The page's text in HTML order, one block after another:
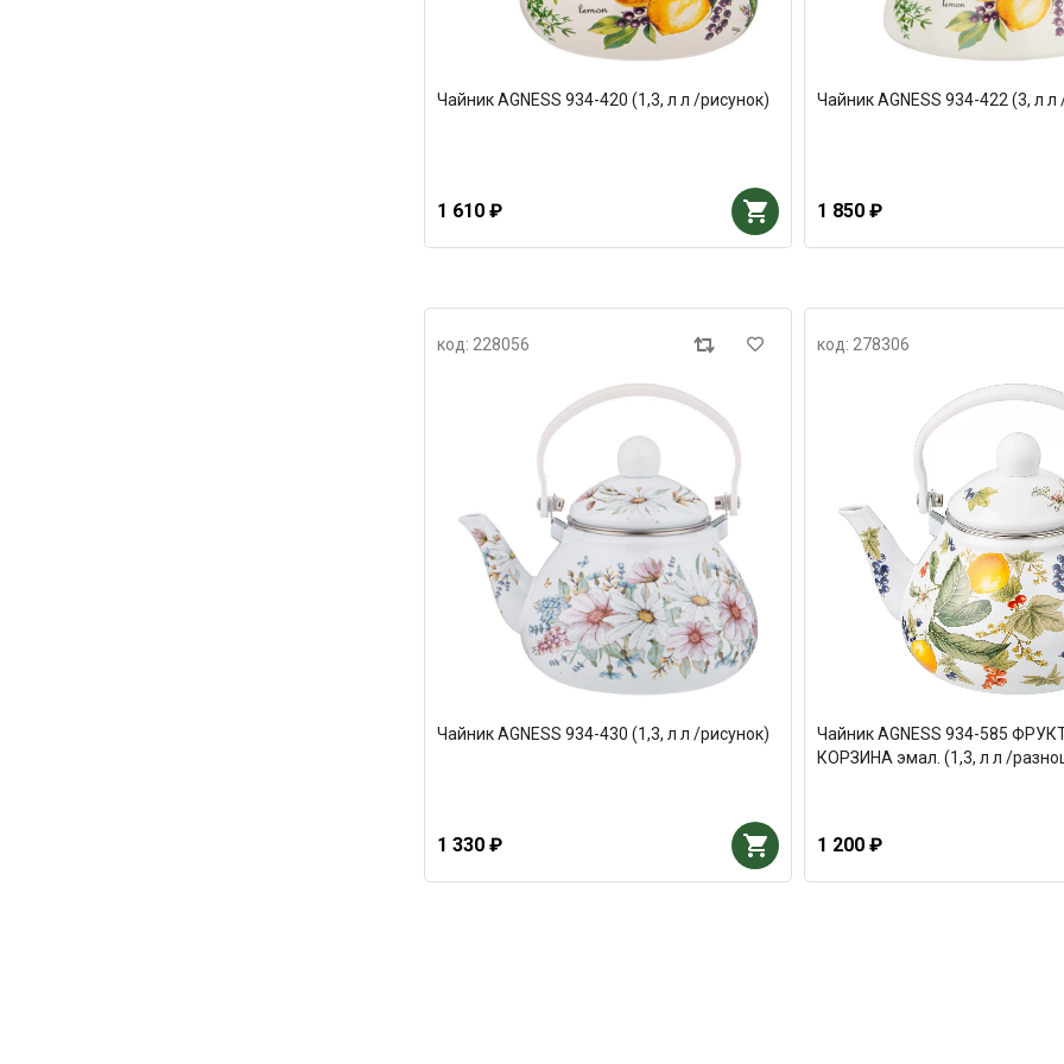
Чайник AGNESS 934-420 (1,3, л л /рисунок)
1 610 ₽
Чайник AGNESS 934-422 (3, л л
1 850 ₽
код: 228056
Чайник AGNESS 934-430 (1,3, л л /рисунок)
1 330 ₽
код: 278306
Чайник AGNESS 934-585
КОРЗИНА эмал. (1,3, л л /
1 200 ₽